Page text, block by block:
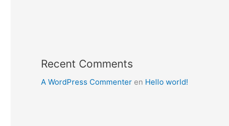
Recent Comments
A WordPress Commenter en Hello world!